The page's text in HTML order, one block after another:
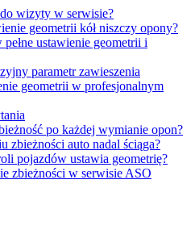
wizyty w serwisie?
geometrii kół niszczy opony?
ustawienie geometrii i
parametr zawieszenia
geometrii w profesjonalnym
po każdej wymianie opon?
zbieżności auto nadal ściąga?
pojazdów ustawia geometrię?
zbieżności w serwisie ASO